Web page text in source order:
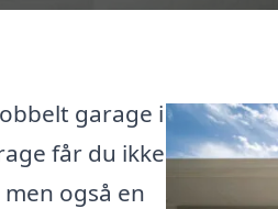
garage i
får du ikke
også en